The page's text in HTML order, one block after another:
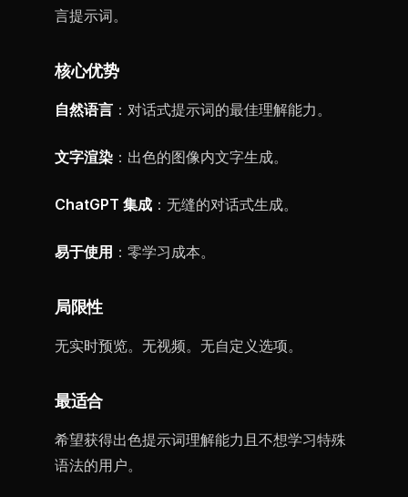
言提示词。
核心优势
自然语言 ：对话式提示词的最佳理解能力。
文字渲染 ：出色的图像内文字生成。
ChatGPT 集成 ：无缝的对话式生成。
易于使用 ：零学习成本。
局限性
无实时预览。无视频。无自定义选项。
最适合
希望获得出色提示词理解能力且不想学习特殊
语法的用户。